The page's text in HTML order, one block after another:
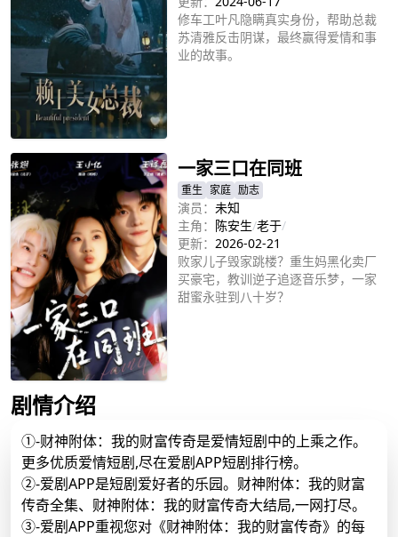
修车工叶凡隐瞒真实身份，帮助总裁
苏清雅反击阴谋，最终赢得爱情和事
业的故事。
一家三口在同班
重生 家庭 励志
演员： 未知
主角： 陈安生/老于/
更新： 2026-02-21
败家儿子毁家跳楼？重生妈黑化卖厂
买豪宅，教训逆子追逐音乐梦，一家
甜蜜永驻到八十岁？
剧情介绍
①-财神附体：我的财富传奇是爱情短剧中的上乘之作。
更多优质爱情短剧,尽在爱剧APP短剧排行榜。
②-爱剧APP是短剧爱好者的乐园。财神附体：我的财富
传奇全集、财神附体：我的财富传奇大结局,一网打尽。
③-爱剧APP重视您对《财神附体：我的财富传奇》的每